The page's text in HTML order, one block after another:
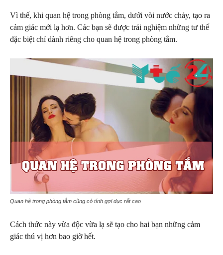
Vì thế, khi quan hệ trong phòng tắm, dưới vòi nước chảy, tạo ra
cảm giác mới lạ hơn. Các bạn sẽ được trải nghiệm những tư thế
đặc biệt chỉ dành riêng cho quan hệ trong phòng tắm.
Quan hệ trong phòng tắm cũng có tính gợi dục rất cao
Cách thức này vừa độc vừa lạ sẽ tạo cho hai bạn những cảm
giác thú vị hơn bao giờ hết.